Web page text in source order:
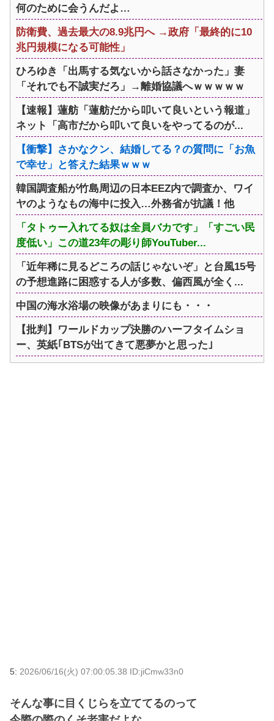
何のために会うんだよ…
防衛費、過去最大の8.9兆円へ →政府「最終的に10
兆円規模になる可能性」
ひろゆき「出馬する気ないから話さなかった」妻
「それでも不誠実だろ」→離婚協議へｗｗｗｗｗ
【速報】蓮舫「蓮舫だから叩いて良いという報道」
ネット「高市だから叩いて良いをやってるのが...
【衝撃】さかなクン、結婚してる？の質問に「お魚
で幸せ」と答えた結果ｗｗｗ
韓国調査船が竹島周辺の日本EEZ内で調査か、ワイ
ヤのようなもの海中に投入…外務省が抗議！他
「タトゥー入れてる奴は全員バカです」「すごい民
度低い」この道23年の彫り師YouTuber...
「近年稀に見るどころの話じゃないぞ」と台風15号
の予想進路に困惑する人が多数、偏西風が全く...
中国の海水浴場の映像があまりにも・・・
【批判】ワールドカップ決勝のハーフタイムショ
ー、英紙｢BTSが出てきて悪夢かと思った｣
5: 2026/06/16(火) 07:00:05.38 ID:jiCmw33n0
そんな事に目くじらを立ててるのって